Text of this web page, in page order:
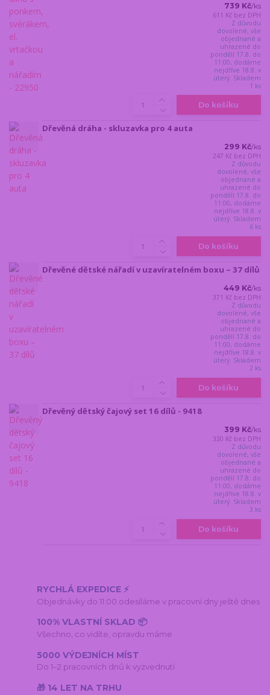
739 Kč/ks
611 Kč bez DPH
Z důvodu
dovolené, vše
objednané a
uhrazené do
pondělí 17.8. do
11:00, dodáme
nejdříve 18.8. v
úterý. Skladem
1 ks
Do košíku
Dřevěná dráha - skluzavka pro 4 auta
299 Kč/ks
247 Kč bez DPH
Z důvodu
dovolené, vše
objednané a
uhrazené do
pondělí 17.8. do
11:00, dodáme
nejdříve 18.8. v
úterý. Skladem
6 ks
Do košíku
Dřevěné dětské nářadí v uzavíratelném boxu – 37 dílů
449 Kč/ks
371 Kč bez DPH
Z důvodu
dovolené, vše
objednané a
uhrazené do
pondělí 17.8. do
11:00, dodáme
nejdříve 18.8. v
úterý. Skladem
2 ks
Do košíku
Dřevěný dětský čajový set 16 dílů - 9418
399 Kč/ks
330 Kč bez DPH
Z důvodu
dovolené, vše
objednané a
uhrazené do
pondělí 17.8. do
11:00, dodáme
nejdříve 18.8. v
úterý. Skladem
3 ks
Do košíku
RYCHLÁ EXPEDICE ⚡
Objednávky do 11:00 odesíláme v pracovní dny ještě dnes
100% VLASTNÍ SKLAD 📦
Všechno, co vidíte, opravdu máme
5000 VÝDEJNÍCH MÍST
Do 1–2 pracovních dnů k vyzvednutí
🎁 14 LET NA TRHU